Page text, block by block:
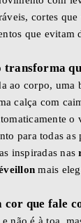
cortes
que evitam
transforma
ao corpo, uma
calça com
o
para todas as
inspiradas nas
mais
cor que fale